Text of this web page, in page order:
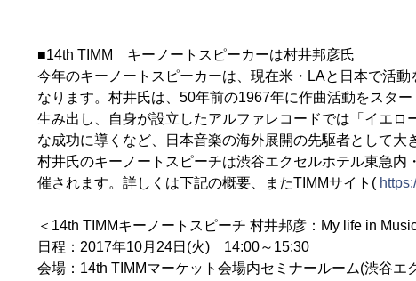
■14th TIMM キーノートスピーカーは村井邦彦氏
今年のキーノートスピーカーは、現在米・LAと日本で活
なります。村井氏は、50年前の1967年に作曲活動をスタ
生み出し、自身が設立したアルファレコードでは「イエロ
な成功に導くなど、日本音楽の海外展開の先駆者として大
村井氏のキーノートスピーチは渋谷エクセルホテル東急内
催されます。詳しくは下記の概要、またTIMMサイト(
＜14th TIMMキーノートスピーチ 村井邦彦：My life in
日程：2017年10月24日(火) 14:00～15:30
会場：14th TIMMマーケット会場内セミナールーム(渋谷エ